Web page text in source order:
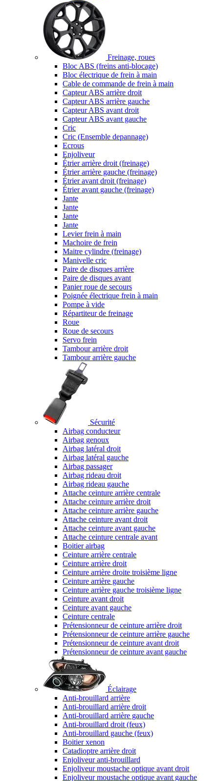
Freinage, roues
Bloc ABS (freins anti-blocage)
Bloc électrique de frein à main
Cable de commande de frein à main
Capteur ABS arrière droit
Capteur ABS arrière gauche
Capteur ABS avant droit
Capteur ABS avant gauche
Cric
Cric (Ensemble depannage)
Ecrous
Enjoliveur
Étrier arrière droit (freinage)
Étrier arrière gauche (freinage)
Étrier avant droit (freinage)
Étrier avant gauche (freinage)
Jante
Jante
Jante
Jante
Levier frein à main
Machoire de frein
Maitre cylindre (freinage)
Manivelle cric
Paire de disques arrière
Paire de disques avant
Panier roue de secours
Poignée électrique frein à main
Pompe à vide
Répartiteur de freinage
Roue
Roue de secours
Servo frein
Tambour arrière droit
Tambour arrière gauche
Sécurité
Airbag conducteur
Airbag genoux
Airbag latéral droit
Airbag latéral gauche
Airbag passager
Airbag rideau droit
Airbag rideau gauche
Attache ceinture arrière centrale
Attache ceinture arrière droit
Attache ceinture arrière gauche
Attache ceinture avant droit
Attache ceinture avant gauche
Attache ceinture centrale avant
Boitier airbag
Ceinture arrière centrale
Ceinture arrière droit
Ceinture arrière droite troisième ligne
Ceinture arrière gauche
Ceinture arrière gauche troisième ligne
Ceinture avant droit
Ceinture avant gauche
Ceinture centrale
Prétensionneur de ceinture arrière droit
Prétensionneur de ceinture arrière gauche
Prétensionneur de ceinture avant droit
Prétensionneur de ceinture avant gauche
Éclairage
Anti-brouillard arrière
Anti-brouillard arrière droit
Anti-brouillard arrière gauche
Anti-brouillard droit (feux)
Anti-brouillard gauche (feux)
Boitier xenon
Catadioptre arrière droit
Enjoliveur anti-brouillard
Enjoliveur moustache optique avant droit
Enjoliveur moustache optique avant gauche